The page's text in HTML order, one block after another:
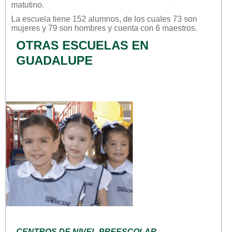
matutino.
La escuela tiene 152 alumnos, de los cuales 73 son
mujeres y 79 son hombres y cuenta con 6 maestros.
OTRAS ESCUELAS EN
GUADALUPE